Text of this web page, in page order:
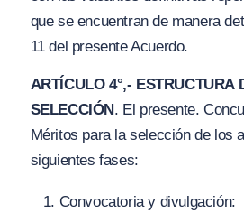
que se encuentran de manera
11 del presente Acuerdo.
ARTÍCULO 4°,- ESTRUCTURA
SELECCIÓN. El presente.
Méritos para la selección de los
siguientes fases:
Convocatoria y divulgación: